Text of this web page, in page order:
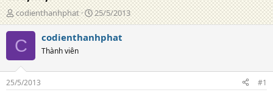
T
á
c
g
ả
codienthanhphat
N
g
à
g
25/5/2013
C codienthanhphat
Thành viên
25/5/2013 #1